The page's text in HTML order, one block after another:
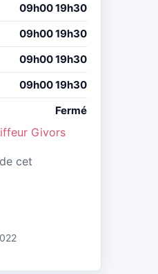
09h00 19h30
09h00 19h30
09h00 19h30
09h00 19h30
Fermé
Givors
cet